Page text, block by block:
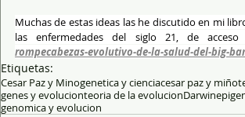
Muchas de estas ideas las he discutido en mi libro
las enfermedades del siglo 21, de
rompecabezas-evolutivo-de-la-salud-del-big-
Etiquetas:
Cesar Paz y Minogenetica y cienciacesar paz y miño
genes y evolucionteoria de la evolucionDarwin
genomica y evolucion